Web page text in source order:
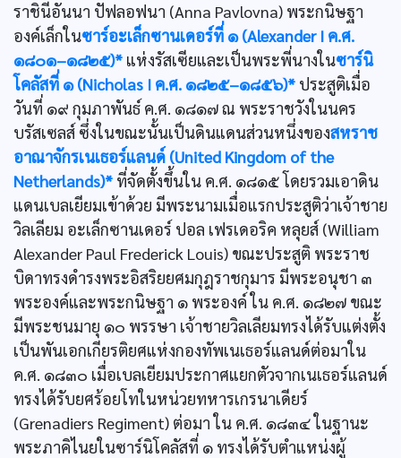
ราชินีอันนา ปัฟลอฟนา (Anna Pavlovna) พระกนิษฐา
องค์เล็กในซาร์อะเล็กซานเดอร์ที่ ๑ (Alexander I ค.ศ.
๑๘๐๑–๑๘๒๕)* แห่งรัสเซียและเป็นพระพี่นางในซาร์นิ
โคลัสที่ ๑ (Nicholas I ค.ศ. ๑๘๒๕–๑๘๕๖)* ประสูติเมื่อ
วันที่ ๑๙ กุมภาพันธ์ ค.ศ. ๑๘๑๗ ณ พระราชวังในนคร
บรัสเซลส์ ซึ่งในขณะนั้นเป็นดินแดนส่วนหนึ่งของสหราช
อาณาจักรเนเธอร์แลนด์ (United Kingdom of the
Netherlands)* ที่จัดตั้งขึ้นใน ค.ศ. ๑๘๑๕ โดยรวมเอาดิน
แดนเบลเยียมเข้าด้วย มีพระนามเมื่อแรกประสูติว่าเจ้าชาย
วิลเลียม อะเล็กซานเดอร์ ปอล เฟรเดอริค หลุยส์ (William
Alexander Paul Frederick Louis) ขณะประสูติ พระราช
บิดาทรงดำรงพระอิสริยยศมกุฎราชกุมาร มีพระอนุชา ๓
พระองค์และพระกนิษฐา ๑ พระองค์ ใน ค.ศ. ๑๘๒๗ ขณะ
มีพระชนมายุ ๑๐ พรรษา เจ้าชายวิลเลียมทรงได้รับแต่งตั้ง
เป็นพันเอกเกียรติยศแห่งกองทัพเนเธอร์แลนด์ต่อมาใน
ค.ศ. ๑๘๓๐ เมื่อเบลเยียมประกาศแยกตัวจากเนเธอร์แลนด์
ทรงได้รับยศร้อยโทในหน่วยทหารเกรนาเดียร์
(Grenadiers Regiment) ต่อมา ใน ค.ศ. ๑๘๓๔ ในฐานะ
พระภาคิไนยในซาร์นิโคลัสที่ ๑ ทรงได้รับตำแหน่งผู้